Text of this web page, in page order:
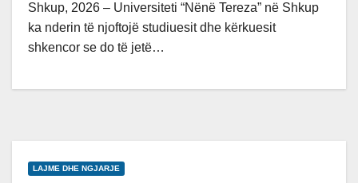
Shkup, 2026 – Universiteti “Nënë Tereza” në Shkup
ka nderin të njoftojë studiuesit dhe kërkuesit
shkencor se do të jetë…
LAJME DHE NGJARJE